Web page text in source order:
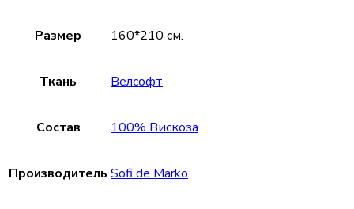
Размер 160*210 см.
Ткань Велсофт
Состав 100% Вискоза
Производитель Sofi de Marko